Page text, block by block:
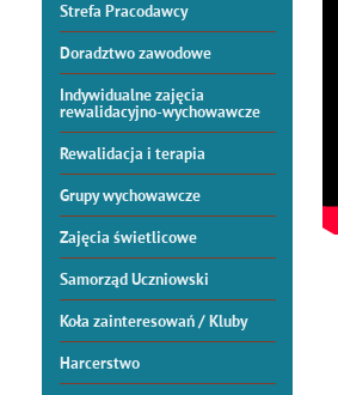
Strefa Pracodawcy
Doradztwo zawodowe
Indywidualne zajęcia
rewalidacyjno-wychowawcze
Rewalidacja i terapia
Grupy wychowawcze
Zajęcia świetlicowe
Samorząd Uczniowski
Koła zainteresowań / Kluby
Harcerstwo